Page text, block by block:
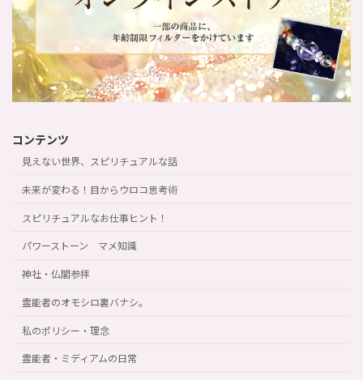
コンテンツ
見えない世界、スピリチュアルな話
未来が変わる！目からウロコ思考術
スピリチュアルなお仕事ヒント！
パワーストーン マメ知識
神社・仏閣参拝
霊能者のオモシロ裏バナシ。
私のポリシー・理念
霊能者・ミディアムの日常